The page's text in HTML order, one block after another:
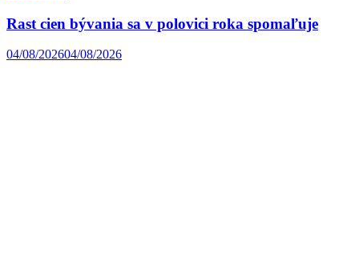
Rast cien bývania sa v polovici roka spomaľuje
04/08/202604/08/2026